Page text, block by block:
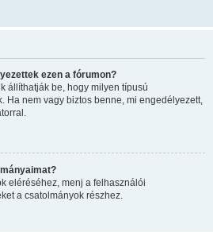
ezen a fórumon?
állíthatják be, hogy milyen típusú
Ha nem vagy biztos benne, mi engedélyezett,
eléréséhez, menj a felhasználói
a csatolmányok részhez.